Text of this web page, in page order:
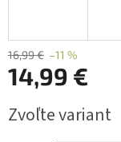
16,99 € –11 %
14,99 €
cena:
Zvoľte variant